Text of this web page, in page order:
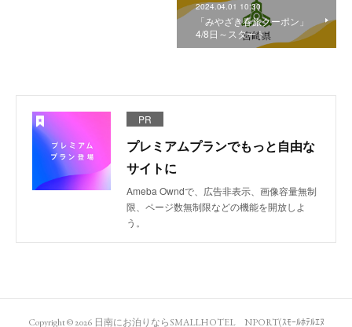
2024.04.01 10:30
「みやざき春旅クーポン」
4/8日～スタート
PR
プレミアムプランでもっと自由な
サイトに
Ameba Owndで、広告非表示、画像容量無制
限、ページ数無制限などの機能を開放しよ
う。
Copyright ©2026 日南にお泊りならSMALLHOTEL NPORT(ｽﾓｰﾙﾎﾃﾙｴﾇ